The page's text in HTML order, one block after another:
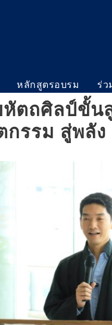
หลักสูตรอบรม ร่ว
ตถศิลป์ขั้น
รรม สู่พลัง